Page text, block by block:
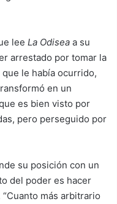
lee La Odisea a su
arrestado por tomar la
le había ocurrido,
en un
es bien visto por
pero perseguido por
su posición con un
del poder es hacer
más arbitrario